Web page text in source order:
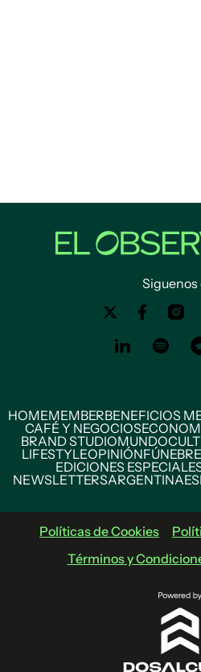
Siguenos
HOMEMEMBERBENEFICIOS
CAFÉ Y NEGOCIOS
BRAND STUDIOMUNDO
LIFESTYLEOPINIÓN
EDICIONES
NEWSLETTERSARGENTINA
Políticas de Cookies
Términos y